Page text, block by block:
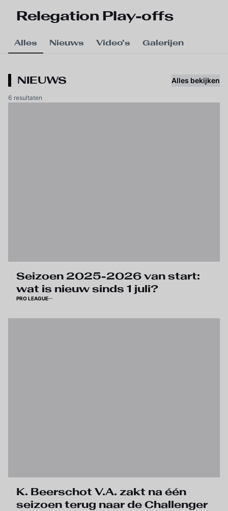
Relegation Play-offs
Alles Nieuws Video's Galerijen
NIEUWS Alles bekijken
6 resultaten
Seizoen 2025-2026 van start:
wat is nieuw sinds 1 juli?
PRO LEAGUE
K. Beerschot V.A. zakt na één
seizoen terug naar de Challenger